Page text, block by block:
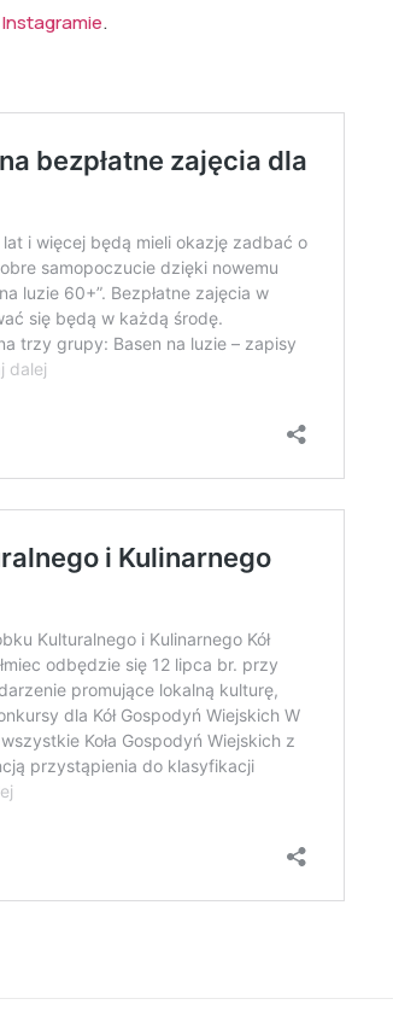
Instagramie.